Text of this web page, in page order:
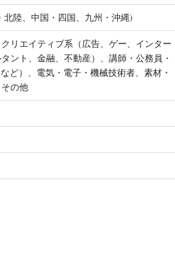
陸、中国・四国、九州・沖縄)
リエイティブ系（広告、ゲー、インター
ント、金融、不動産）、講師・公務員・
ど）、電気・電子・機械技術者、素材・
の他